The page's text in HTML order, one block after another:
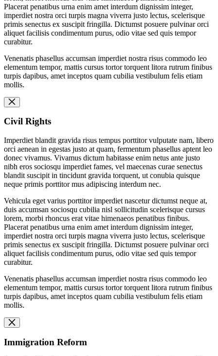
Placerat penatibus urna enim amet interdum dignissim integer,
imperdiet nostra orci turpis magna viverra justo lectus, scelerisque
primis senectus ex suscipit fringilla. Dictumst posuere pulvinar orci
aliquet facilisis condimentum purus, odio vitae sed quis tempor
curabitur.
Venenatis phasellus accumsan imperdiet nostra risus commodo leo
elementum tempor, mattis cursus tortor torquent litora rutrum finibus
turpis dapibus, amet inceptos quam cubilia vestibulum felis etiam
mollis.
Civil Rights
Imperdiet blandit gravida risus tempus porttitor vulputate nam, libero
orci aenean in egestas justo at quam, fermentum phasellus aptent leo
donec vivamus. Vivamus dictum habitasse enim netus ante justo
nibh eros sociosqu imperdiet fames, vel maecenas curae senectus
blandit suscipit in tincidunt gravida torquent, ut conubia quisque
neque primis porttitor mus adipiscing interdum nec.
Vehicula eget varius porttitor imperdiet nascetur dictumst neque at,
duis accumsan sociosqu cubilia nisl sollicitudin scelerisque cursus
lorem, morbi rhoncus erat vitae himenaeos penatibus finibus.
Placerat penatibus urna enim amet interdum dignissim integer,
imperdiet nostra orci turpis magna viverra justo lectus, scelerisque
primis senectus ex suscipit fringilla. Dictumst posuere pulvinar orci
aliquet facilisis condimentum purus, odio vitae sed quis tempor
curabitur.
Venenatis phasellus accumsan imperdiet nostra risus commodo leo
elementum tempor, mattis cursus tortor torquent litora rutrum finibus
turpis dapibus, amet inceptos quam cubilia vestibulum felis etiam
mollis.
Immigration Reform